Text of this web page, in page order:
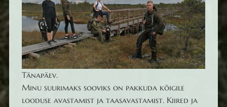
Tänapäev.
Minu suurimaks sooviks on pakkuda kõigile
looduse avastamist ja taasavastamist. Kiired ja